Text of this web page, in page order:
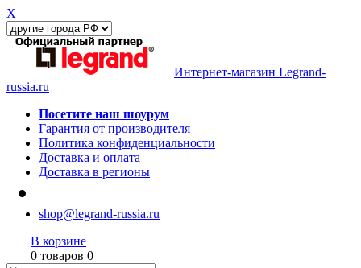
X
Интернет-магазин Legrand-
russia.ru
Посетите наш шоурум
Гарантия от производителя
Политика конфиденциальности
Доставка и оплата
Доставка в регионы
shop@legrand-russia.ru
В корзине
0 товаров 0